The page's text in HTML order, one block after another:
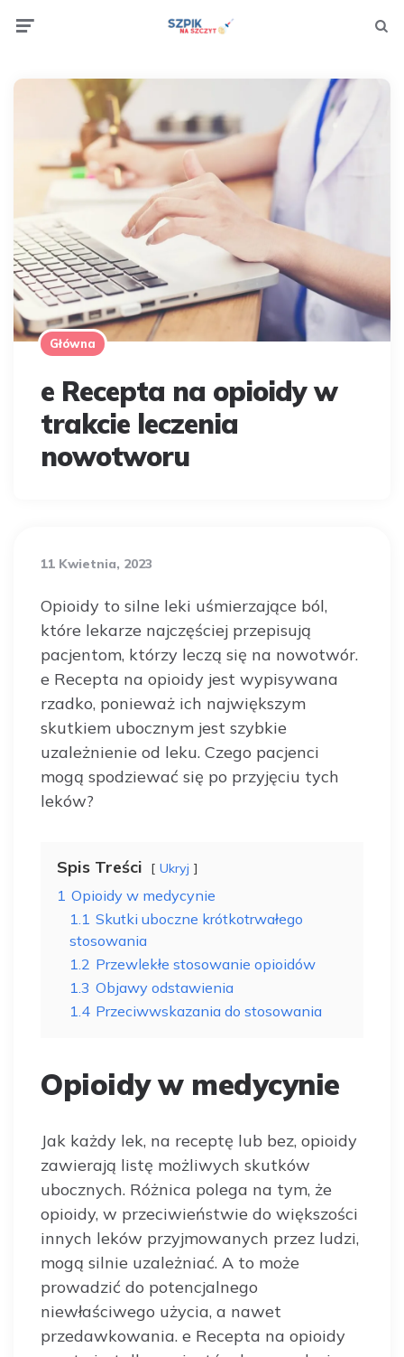
Główna
e Recepta na opioidy w
trakcie leczenia
nowotworu
11 Kwietnia, 2023
Opioidy to silne leki uśmierzające ból,
które lekarze najczęściej przepisują
pacjentom, którzy leczą się na nowotwór.
e Recepta na opioidy jest wypisywana
rzadko, ponieważ ich największym
skutkiem ubocznym jest szybkie
uzależnienie od leku. Czego pacjenci
mogą spodziewać się po przyjęciu tych
leków?
Spis Treści Ukryj
1 Opioidy w medycynie
1.1 Skutki uboczne krótkotrwałego
stosowania
1.2 Przewlekłe stosowanie opioidów
1.3 Objawy odstawienia
1.4 Przeciwwskazania do stosowania
Opioidy w medycynie
Jak każdy lek, na receptę lub bez, opioidy
zawierają listę możliwych skutków
ubocznych. Różnica polega na tym, że
opioidy, w przeciwieństwie do większości
innych leków przyjmowanych przez ludzi,
mogą silnie uzależniać. A to może
prowadzić do potencjalnego
niewłaściwego użycia, a nawet
przedawkowania. e Recepta na opioidy